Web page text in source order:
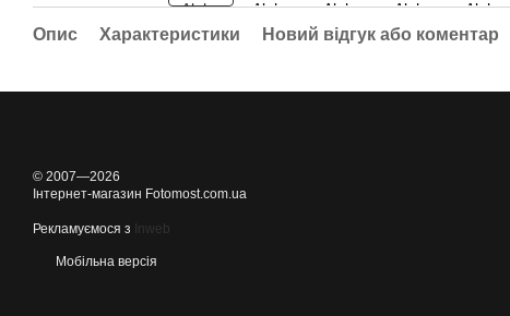
Опис Характеристики Новий відгук або коментар
© 2007—2026
Інтернет-магазин Fotomost.com.ua
Рекламуємося з Inweb
Мобільна версія